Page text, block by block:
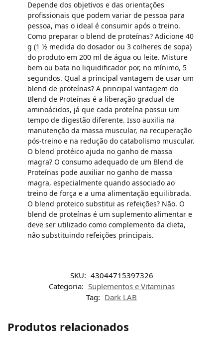
Depende dos objetivos e das orientações
profissionais que podem variar de pessoa para
pessoa, mas o ideal é consumir após o treino.
Como preparar o blend de proteínas? Adicione 40
g (1 ½ medida do dosador ou 3 colheres de sopa)
do produto em 200 ml de água ou leite. Misture
bem ou bata no liquidificador por, no mínimo, 5
segundos. Qual a principal vantagem de usar um
blend de proteínas? A principal vantagem do
Blend de Proteínas é a liberação gradual de
aminoácidos, já que cada proteína possui um
tempo de digestão diferente. Isso auxilia na
manutenção da massa muscular, na recuperação
pós-treino e na redução do catabolismo muscular.
O blend protéico ajuda no ganho de massa
magra? O consumo adequado de um Blend de
Proteínas pode auxiliar no ganho de massa
magra, especialmente quando associado ao
treino de força e a uma alimentação equilibrada.
O blend proteico substitui as refeições? Não. O
blend de proteínas é um suplemento alimentar e
deve ser utilizado como complemento da dieta,
não substituindo refeições principais.
SKU: 43044715397326
Categoria: Suplementos e Vitaminas
Tag: Dark LAB
Produtos relacionados